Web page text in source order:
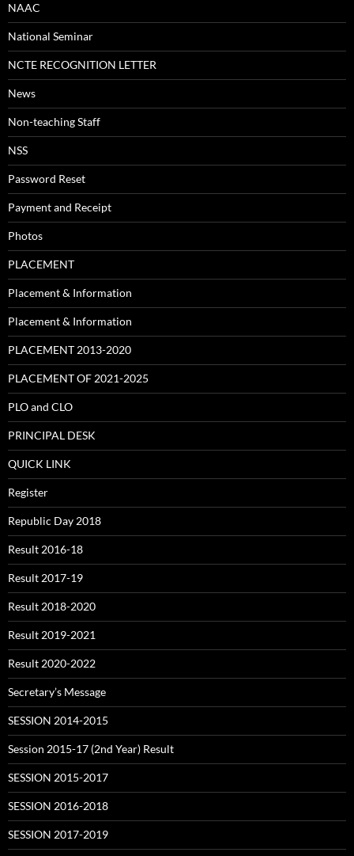
NAAC
National Seminar
NCTE RECOGNITION LETTER
News
Non-teaching Staff
NSS
Password Reset
Payment and Receipt
Photos
PLACEMENT
Placement & Information
Placement & Information
PLACEMENT 2013-2020
PLACEMENT OF 2021-2025
PLO and CLO
PRINCIPAL DESK
QUICK LINK
Register
Republic Day 2018
Result 2016-18
Result 2017-19
Result 2018-2020
Result 2019-2021
Result 2020-2022
Secretary’s Message
SESSION 2014-2015
Session 2015-17 (2nd Year) Result
SESSION 2015-2017
SESSION 2016-2018
SESSION 2017-2019